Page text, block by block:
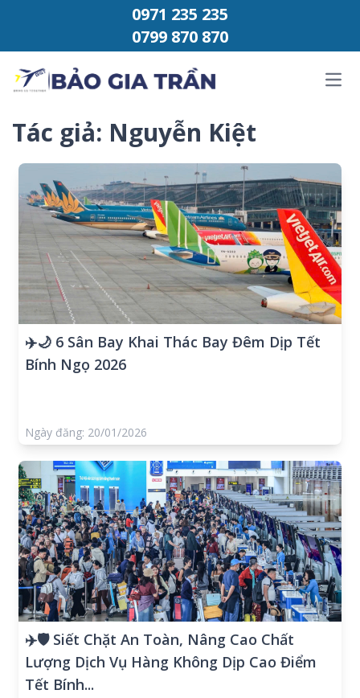
Chuyển đến phần nội dung0971 235 235
0799 870 870
Tác giả: Nguyễn Kiệt
✈️🌙 6 Sân Bay Khai Thác Bay Đêm Dịp Tết
Bính Ngọ 2026
Ngày đăng: 20/01/2026
✈️🛡️ Siết Chặt An Toàn, Nâng Cao Chất
Lượng Dịch Vụ Hàng Không Dịp Cao Điểm
Tết Bính...